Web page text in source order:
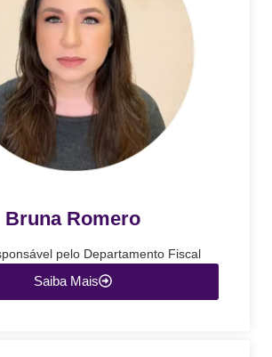
Bruna Romero
pelo Departamento Fiscal
Saiba Mais